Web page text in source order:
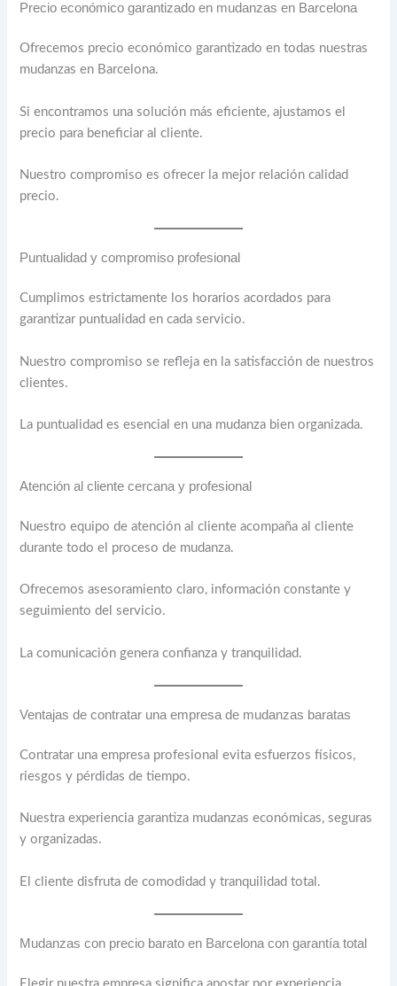
Precio económico garantizado en mudanzas en Barcelona
Ofrecemos precio económico garantizado en todas nuestras
mudanzas en Barcelona.
Si encontramos una solución más eficiente, ajustamos el
precio para beneficiar al cliente.
Nuestro compromiso es ofrecer la mejor relación calidad
precio.
Puntualidad y compromiso profesional
Cumplimos estrictamente los horarios acordados para
garantizar puntualidad en cada servicio.
Nuestro compromiso se refleja en la satisfacción de nuestros
clientes.
La puntualidad es esencial en una mudanza bien organizada.
Atención al cliente cercana y profesional
Nuestro equipo de atención al cliente acompaña al cliente
durante todo el proceso de mudanza.
Ofrecemos asesoramiento claro, información constante y
seguimiento del servicio.
La comunicación genera confianza y tranquilidad.
Ventajas de contratar una empresa de mudanzas baratas
Contratar una empresa profesional evita esfuerzos físicos,
riesgos y pérdidas de tiempo.
Nuestra experiencia garantiza mudanzas económicas, seguras
y organizadas.
El cliente disfruta de comodidad y tranquilidad total.
Mudanzas con precio barato en Barcelona con garantía total